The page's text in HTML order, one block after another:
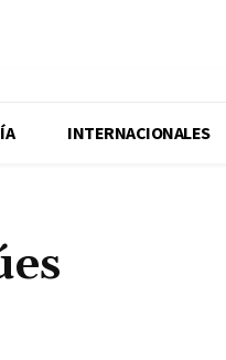
INTERNACIONALES